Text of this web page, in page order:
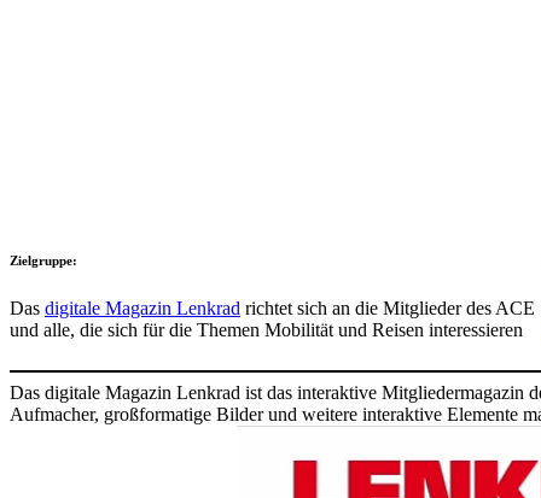
Ziel­gruppe:
Das digi­tale Magazin Lenkrad richtet sich an die Mitglieder des ACE
und alle, die sich für die Themen Mobi­lität und Reisen inter­es­sieren
Das digi­tale Magazin Lenkrad ist das inter­ak­tive Mitglie­der­ma­gazin
Aufma­cher, groß­for­ma­tige Bilder und weitere inter­ak­tive Elemente